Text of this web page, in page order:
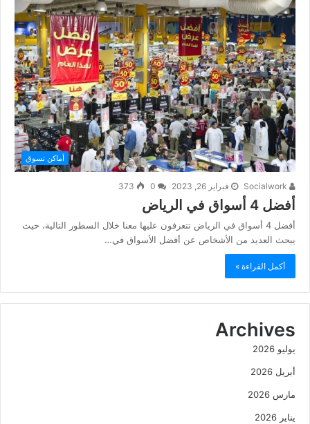
أماكن تسوق
فبراير 26, 2023 373
أفضل 4 أسواق في الرياض
أفضل 4 أسواق في الرياض تتعرفون عليها معنا خلال السطور التالية، حيث
يبحث العديد من الأشخاص عن أفضل الأسواق في…
أكمل القراءة »
Archives
يوليو 2026
أبريل 2026
مارس 2026
يناير 2026